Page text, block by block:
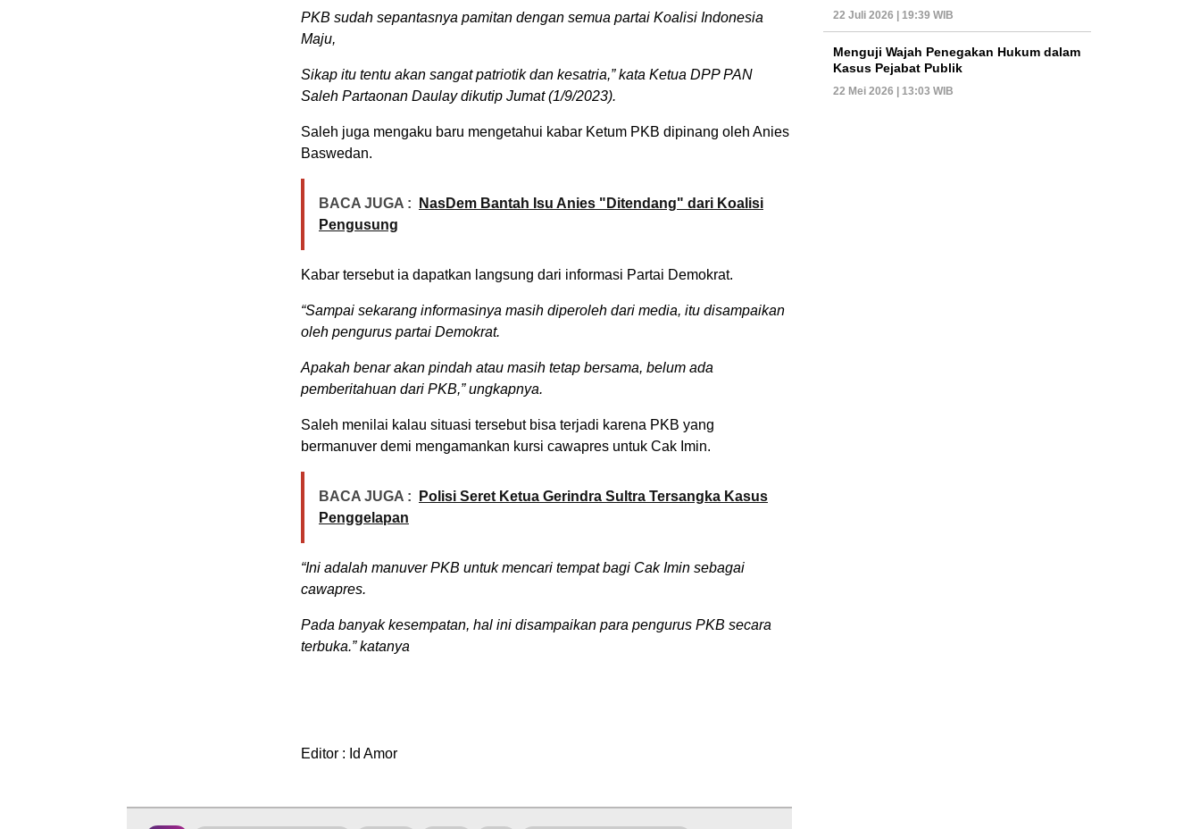
PKB sudah sepantasnya pamitan dengan semua partai Koalisi Indonesia
Maju,
Sikap itu tentu akan sangat patriotik dan kesatria,” kata Ketua DPP PAN
Saleh Partaonan Daulay dikutip Jumat (1/9/2023).
Saleh juga mengaku baru mengetahui kabar Ketum PKB dipinang oleh Anies
Baswedan.
BACA JUGA :
NasDem Bantah Isu Anies "Ditendang" dari Koalisi
Pengusung
Kabar tersebut ia dapatkan langsung dari informasi Partai Demokrat.
“Sampai sekarang informasinya masih diperoleh dari media, itu disampaikan
oleh pengurus partai Demokrat.
Apakah benar akan pindah atau masih tetap bersama, belum ada
pemberitahuan dari PKB,” ungkapnya.
Saleh menilai kalau situasi tersebut bisa terjadi karena PKB yang
bermanuver demi mengamankan kursi cawapres untuk Cak Imin.
BACA JUGA :
Polisi Seret Ketua Gerindra Sultra Tersangka Kasus
Penggelapan
“Ini adalah manuver PKB untuk mencari tempat bagi Cak Imin sebagai
cawapres.
Pada banyak kesempatan, hal ini disampaikan para pengurus PKB secara
terbuka.” katanya
Editor : Id Amor
22 Juli 2026 | 19:39 WIB
Menguji Wajah Penegakan Hukum dalam
Kasus Pejabat Publik
22 Mei 2026 | 13:03 WIB